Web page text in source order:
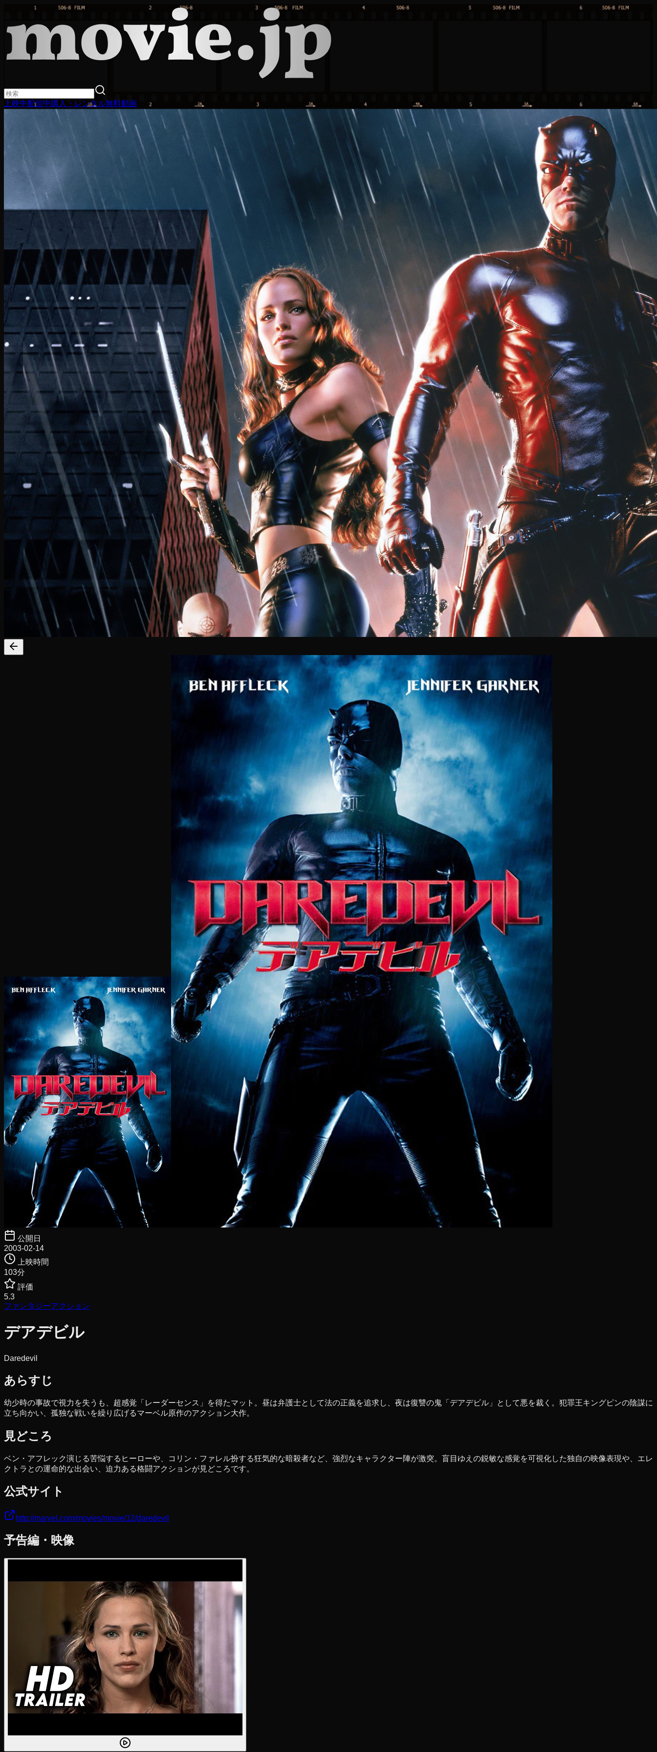
上映中配信中購入・レンタル無料動画
公開日
2003-02-14
上映時間
103分
評価
5.3
ファンタジーアクション
デアデビル
Daredevil
あらすじ
幼少時の事故で視力を失うも、超感覚「レーダーセンス」を得たマット。昼は弁護士として法の正義を追求し、夜は復讐の鬼「デアデビル」として悪を裁く。犯罪王キングピンの陰謀に
立ち向かい、孤独な戦いを繰り広げるマーベル原作のアクション大作。
見どころ
ベン・アフレック演じる苦悩するヒーローや、コリン・ファレル扮する狂気的な暗殺者など、強烈なキャラクター陣が激突。盲目ゆえの鋭敏な感覚を可視化した独自の映像表現や、エレ
クトラとの運命的な出会い、迫力ある格闘アクションが見どころです。
公式サイト
http://marvel.com/movies/movie/12/daredevil
予告編・映像